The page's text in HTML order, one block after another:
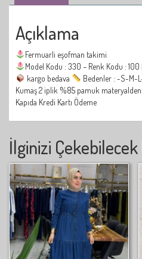
Açıklama
Fermuarli eşofman takimi
Model Kodu : 330 – Renk Kodu : 100
kargo bedava
Bedenler : -S-M-
Kumaş 2 iplik %85 pamuk
Kapıda Kredi Kartı Ödeme
İlginizi